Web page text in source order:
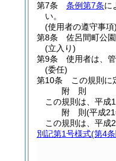
第7条
条例第7条に
い。
(使用者の遵守事項)
第8条
佐呂間町公
(立入り)
第9条
使用者は、
(委任)
第10条
この規則に
附 則
この規則は、平成
附 則(平成
この規則は、平成
別記第1号様式(第4